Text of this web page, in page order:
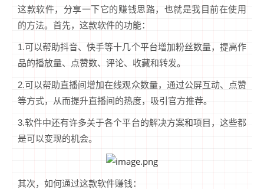
这款软件，分享一下它的赚钱思路，也就是我目前在使用
的方法。首先，这款软件的功能：
1.可以帮助抖音、快手等十几个平台增加粉丝数量，提高作
品的播放量、点赞数、评论、收藏和转发。
2.可以帮助直播间增加在线观众数量，通过公屏互动、点赞
等方式，从而提升直播间的热度，吸引官方推荐。
3.软件中还有许多关于各个平台的解决方案和项目，这些都
是可以变现的机会。
其次，如何通过这款软件赚钱：